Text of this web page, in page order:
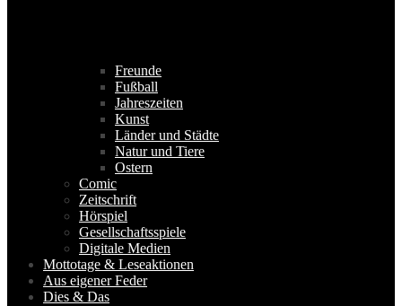
Freunde
Fußball
Jahreszeiten
Kunst
Länder und Städte
Natur und Tiere
Ostern
Comic
Zeitschrift
Hörspiel
Gesellschaftsspiele
Digitale Medien
Mottotage & Leseaktionen
Aus eigener Feder
Dies & Das